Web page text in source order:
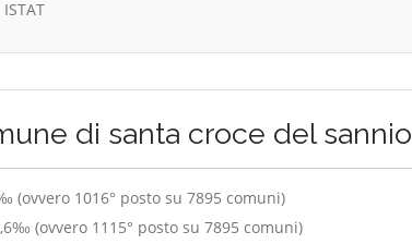
di santa croce del sannio
(ovvero 1016° posto su 7895 comuni)
(ovvero 1115° posto su 7895 comuni)